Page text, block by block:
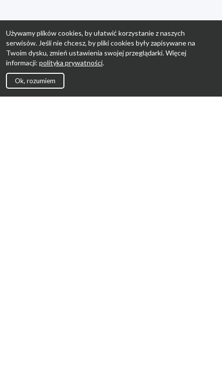
Używamy plików cookies, by ułatwić korzystanie z naszych
serwisów. Jeśli nie chcesz, by pliki cookies były zapisywane na
Twoim dysku, zmień ustawienia swojej przeglądarki. Więcej
informacji: polityka prywatności.
Ok, rozumiem